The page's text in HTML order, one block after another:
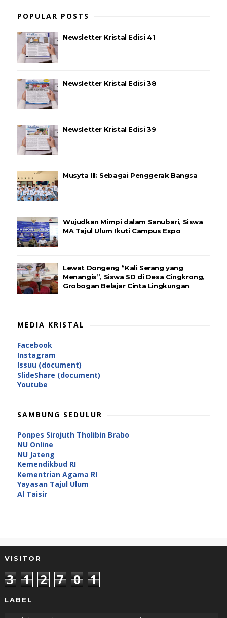
POPULAR POSTS
Newsletter Kristal Edisi 41
Newsletter Kristal Edisi 38
Newsletter Kristal Edisi 39
Musyta III: Sebagai Penggerak Bangsa
Wujudkan Mimpi dalam Sanubari, Siswa
MA Tajul Ulum Ikuti Campus Expo
Lewat Dongeng “Kali Serang yang
Menangis”, Siswa SD di Desa Cingkrong,
Grobogan Belajar Cinta Lingkungan
MEDIA KRISTAL
Facebook
Instagram
Issuu (document)
SlideShare (document)
Youtube
SAMBUNG SEDULUR
Ponpes Sirojuth Tholibin Brabo
NU Online
NU Jateng
Kemendikbud RI
Kementrian Agama RI
Yayasan Tajul Ulum
Al Taisir
VISITOR
3 1 2 7 0 1
LABEL